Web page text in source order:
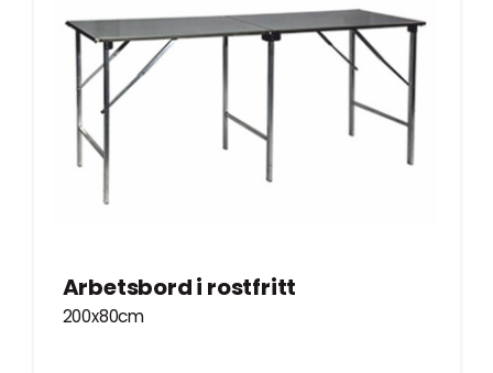
Arbetsbord i rostfritt
200x80cm